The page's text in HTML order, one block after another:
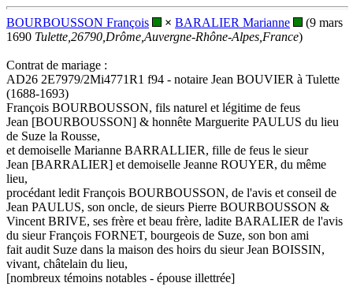
BOURBOUSSON François × BARALIER Marianne
(9 mars
1690 Tulette,26790,Drôme,Auvergne-Rhône-Alpes,France)
Contrat de mariage :
AD26 2E7979/2Mi4771R1 f94 - notaire Jean BOUVIER à Tulette
(1688-1693)
François BOURBOUSSON, fils naturel et légitime de feus
Jean [BOURBOUSSON] & honnête Marguerite PAULUS du lieu
de Suze la Rousse,
et demoiselle Marianne BARRALLIER, fille de feus le sieur
Jean [BARRALIER] et demoiselle Jeanne ROUYER, du même
lieu,
procédant ledit François BOURBOUSSON, de l'avis et conseil de
Jean PAULUS, son oncle, de sieurs Pierre BOURBOUSSON &
Vincent BRIVE, ses frère et beau frère, ladite BARALIER de l'avis
du sieur François FORNET, bourgeois de Suze, son bon ami
fait audit Suze dans la maison des hoirs du sieur Jean BOISSIN,
vivant, châtelain du lieu,
[nombreux témoins notables - épouse illettrée]